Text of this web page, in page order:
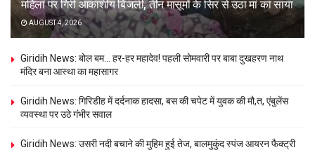
महिला पर गिरी आकाशीय बिजली, तीन मासूमों के सिर से उठा मां का साया
AUGUST 4, 2026
Giridih News: बोल बम… हर-हर महादेव! पहली सोमवारी पर बाबा दुखहरण नाथ
मंदिर बना आस्था का महासागर
Giridih News: गिरिडीह में दर्दनाक हादसा, बस की चपेट में युवक की मौ,त, एंबुलेंस
व्यवस्था पर उठे गंभीर सवाल
Giridih News: उसरी नदी बचाने की मुहिम हुई तेज, बालमुकुंद स्पंज आयरन फैक्ट्री